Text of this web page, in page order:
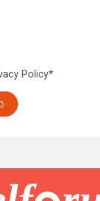
Policy*